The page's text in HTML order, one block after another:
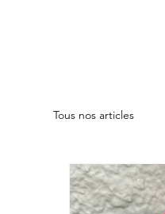
Tous nos articles